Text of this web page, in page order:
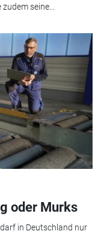
seine...
oder Murks
in Deutschland nur